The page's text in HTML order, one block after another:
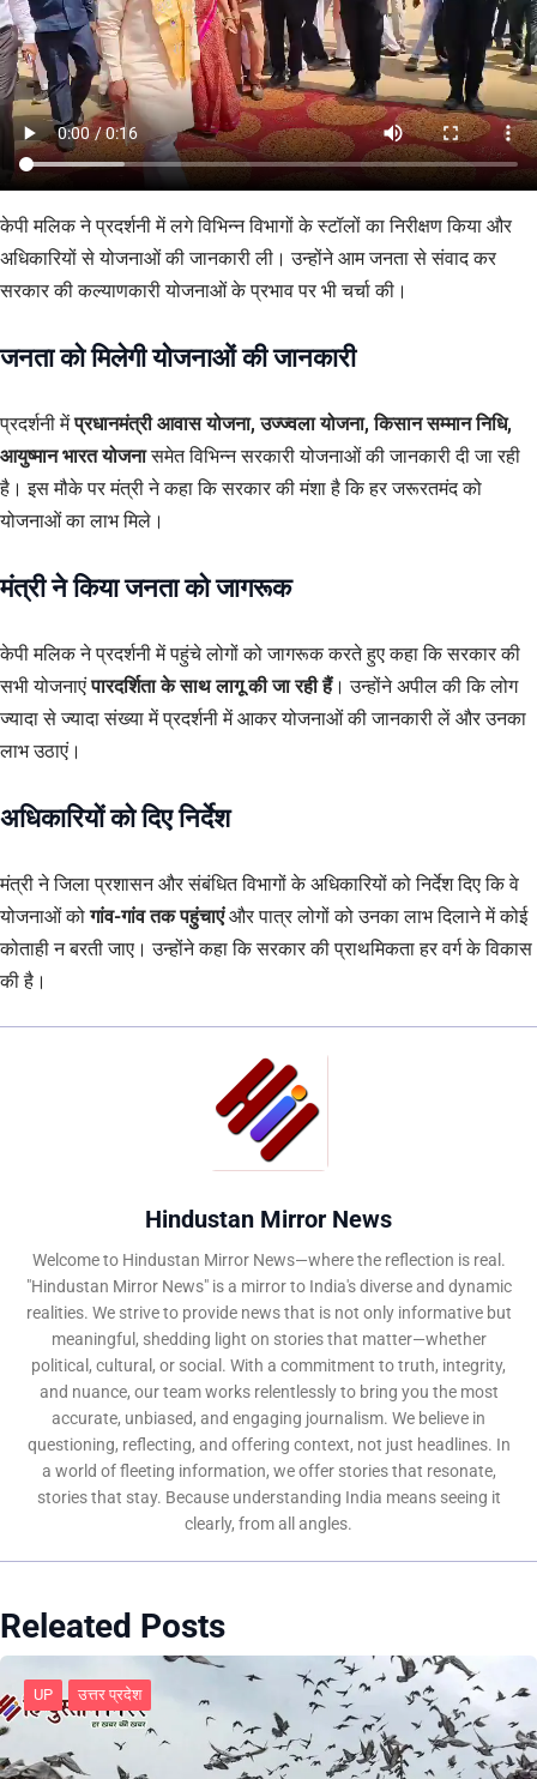
केपी मलिक ने प्रदर्शनी में लगे विभिन्न विभागों के स्टॉलों का निरीक्षण किया और
अधिकारियों से योजनाओं की जानकारी ली। उन्होंने आम जनता से संवाद कर
सरकार की कल्याणकारी योजनाओं के प्रभाव पर भी चर्चा की।
जनता को मिलेगी योजनाओं की जानकारी
प्रदर्शनी मेंप्रधानमंत्री आवास योजना, उज्ज्वला योजना, किसान सम्मान निधि,
आयुष्मान भारत योजनासमेत विभिन्न सरकारी योजनाओं की जानकारी दी जा रही
है। इस मौके पर मंत्री ने कहा कि सरकार की मंशा है कि हर जरूरतमंद को
योजनाओं का लाभ मिले।
मंत्री ने किया जनता को जागरूक
केपी मलिक ने प्रदर्शनी में पहुंचे लोगों को जागरूक करते हुए कहा कि सरकार की
सभी योजनाएंपारदर्शिता के साथ लागू की जा रही हैं। उन्होंने अपील की कि लोग
ज्यादा से ज्यादा संख्या में प्रदर्शनी में आकर योजनाओं की जानकारी लें और उनका
लाभ उठाएं।
अधिकारियों को दिए निर्देश
मंत्री ने जिला प्रशासन और संबंधित विभागों के अधिकारियों को निर्देश दिए कि वे
योजनाओं कोगांव-गांव तक पहुंचाएंऔर पात्र लोगों को उनका लाभ दिलाने में कोई
कोताही न बरती जाए। उन्होंने कहा कि सरकार की प्राथमिकता हर वर्ग के विकास
की है।
Hindustan Mirror News
Welcome to Hindustan Mirror News—where the reflection is real.
"Hindustan Mirror News" is a mirror to India's diverse and dynamic
realities. We strive to provide news that is not only informative but
meaningful, shedding light on stories that matter—whether
political, cultural, or social. With a commitment to truth, integrity,
and nuance, our team works relentlessly to bring you the most
accurate, unbiased, and engaging journalism. We believe in
questioning, reflecting, and offering context, not just headlines. In
a world of fleeting information, we offer stories that resonate,
stories that stay. Because understanding India means seeing it
clearly, from all angles.
Releated Posts
UP उत्तर प्रदेश